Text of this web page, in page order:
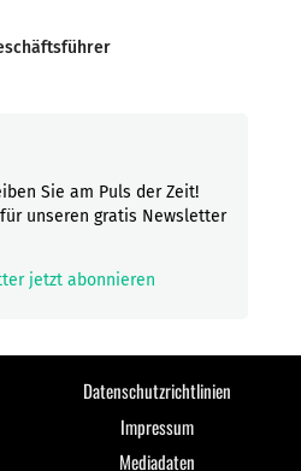
Sie am Puls der Zeit!
unseren gratis Newsletter
jetzt abonnieren
Datenschutzrichtlinien
Impressum
Mediadaten